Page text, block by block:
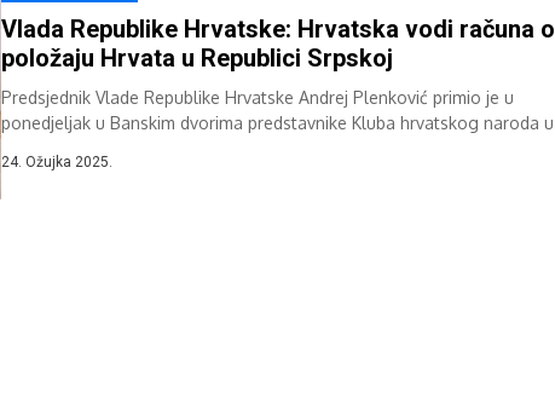
Vlada Republike Hrvatske: Hrvatska vodi računa o
položaju Hrvata u Republici Srpskoj
Predsjednik Vlade Republike Hrvatske Andrej Plenković primio je u
ponedjeljak u Banskim dvorima predstavnike Kluba hrvatskog naroda u
24. Ožujka 2025.